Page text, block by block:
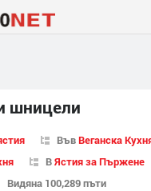
шницели
ВъвВеганска
ВЯстия за Пържене
Видяна 100,289 пъти